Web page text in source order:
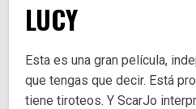
LUCY
Esta es una gran película,
que tengas que decir. Está
tiene tiroteos. Y ScarJo